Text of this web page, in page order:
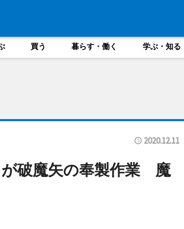
買う 暮らす・働く 学ぶ・知る
2020.12.11
破魔矢の奉製作業 魔